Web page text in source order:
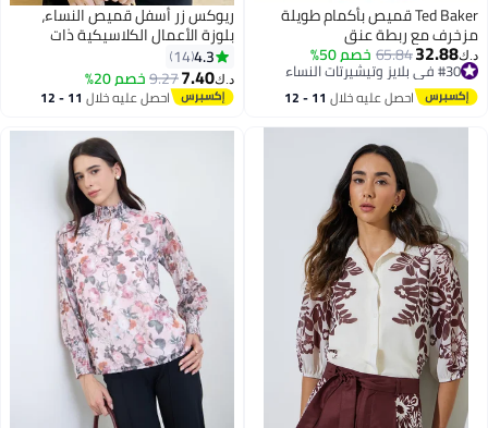
Ted Baker قميص بأكمام طويلة
مزخرف مع ربطة عنق
د.ك‏32.88
65.84خصم 50%
#30 في بلايز وتيشيرتات النساء
#30 في بلايز وتيشيرتات النساء احصل عليه خلال 11 - 12
4
ريوكس زر أسفل قميص النساء،
بلوزة الأعمال الكلاسيكية ذات
الكعب الطويل، بلوزات شيفون
مريحة، قمصان مكتب الأعمال غير
الرسمي، ملابس أزياء خريف الربيع،
مباراة مع جينز الكعب العالي،
السيدات القميص الأبيض للمواعدة
مكتب الحياة اليومية
4.3
14
د.ك‏7.40
9.27خصم 20%
احصل عليه خلال 11 - 12